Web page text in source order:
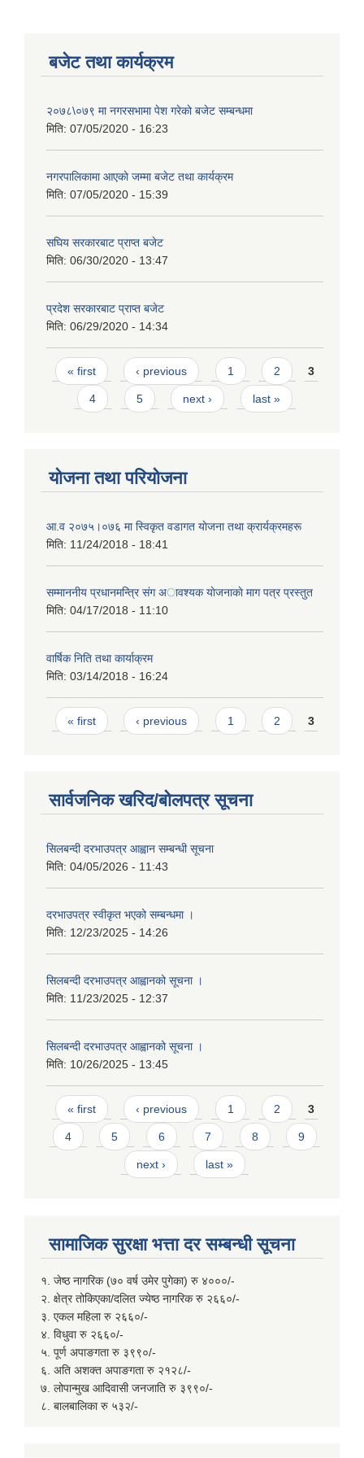
बजेट तथा कार्यक्रम
२०७८\०७९ मा नगरसभामा पेश गरेकाे बजेट सम्बन्धमा
मिति: 07/05/2020 - 16:23
नगरपालिकामा आएकाे जम्मा बजेट तथा कार्यक्रम
मिति: 07/05/2020 - 15:39
सघिय सरकारबाट प्राप्त बजेट
मिति: 06/30/2020 - 13:47
प्रदेश सरकारबाट प्राप्त बजेट
मिति: 06/29/2020 - 14:34
Pages
« first ‹ previous 1 2 3
4 5 next › last »
योजना तथा परियोजना
आ.व २०७५।०७६ मा स्विकृत वडागत याेजना तथा क्रार्यक्रमहरू
मिति: 11/24/2018 - 18:41
सम्माननीय प्रधानमन्त्रि संग अावश्यक याेजनाकाे माग पत्र प्रस्तुत
मिति: 04/17/2018 - 11:10
वार्षिक निति तथा कार्याक्रम
मिति: 03/14/2018 - 16:24
Pages
« first ‹ previous 1 2 3
सार्वजनिक खरिद/बोलपत्र सूचना
सिलबन्दी दरभाउपत्र आह्वान सम्बन्धी सूचना
मिति: 04/05/2026 - 11:43
दरभाउपत्र स्वीकृत भएको सम्बन्धमा ।
मिति: 12/23/2025 - 14:26
सिलबन्दी दरभाउपत्र आह्वानको सूचना ।
मिति: 11/23/2025 - 12:37
सिलबन्दी दरभाउपत्र आह्वानको सूचना ।
मिति: 10/26/2025 - 13:45
Pages
« first ‹ previous 1 2 3
4 5 6 7 8 9
next › last »
सामाजिक सुरक्षा भत्ता दर सम्बन्धी सूचना
१. जेष्ठ नागरिक (७० वर्ष उमेर पुगेका) रु ४०००/-
२. क्षेत्र तोकिएका/दलित ज्येष्ठ नागरिक रु २६६०/-
३. एकल महिला रु २६६०/-
४. विधुवा रु २६६०/-
५. पूर्ण अपाङगता रु ३९९०/-
६. अति अशक्त अपाङगता रु २१२८/-
७. लोपान्मुख आदिवासी जनजाति रु ३९९०/-
८. बालबालिका रु ५३२/-